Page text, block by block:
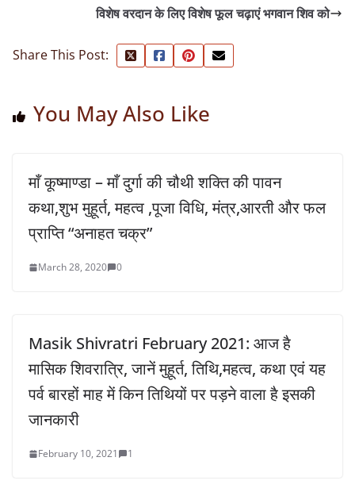
विशेष वरदान के लिए विशेष फूल चढ़ाएं भगवान शिव को
Share This Post:
You May Also Like
माँ कूष्माण्डा – माँ दुर्गा की चौथी शक्ति की पावन
कथा,शुभ मुहूर्त, महत्व ,पूजा विधि, मंत्र,आरती और फल
प्राप्ति “अनाहत चक्र”
March 28, 2020 0
Masik Shivratri February 2021: आज है
मासिक शिवरात्रि, जानें मुहूर्त, तिथि,महत्व, कथा एवं यह
पर्व बारहों माह में किन तिथियों पर पड़ने वाला है इसकी
जानकारी
February 10, 2021 1